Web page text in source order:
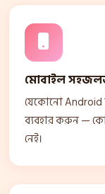
মোবাইল
যেকোনো Android
ব্যবহার করুন —
নেই।